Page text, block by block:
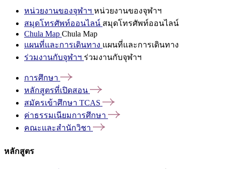
หน่วยงานของจุฬาฯ หน่วยงานของจุฬาฯ
สมุดโทรศัพท์ออนไลน์ สมุดโทรศัพท์ออนไลน์
Chula Map Chula Map
แผนที่และการเดินทาง แผนที่และการเดินทาง
ร่วมงานกับจุฬาฯ ร่วมงานกับจุฬาฯ
การศึกษา
หลักสูตรที่เปิดสอน
สมัครเข้าศึกษา TCAS
ค่าธรรมเนียมการศึกษา
คณะและสำนักวิชา
หลักสูตร